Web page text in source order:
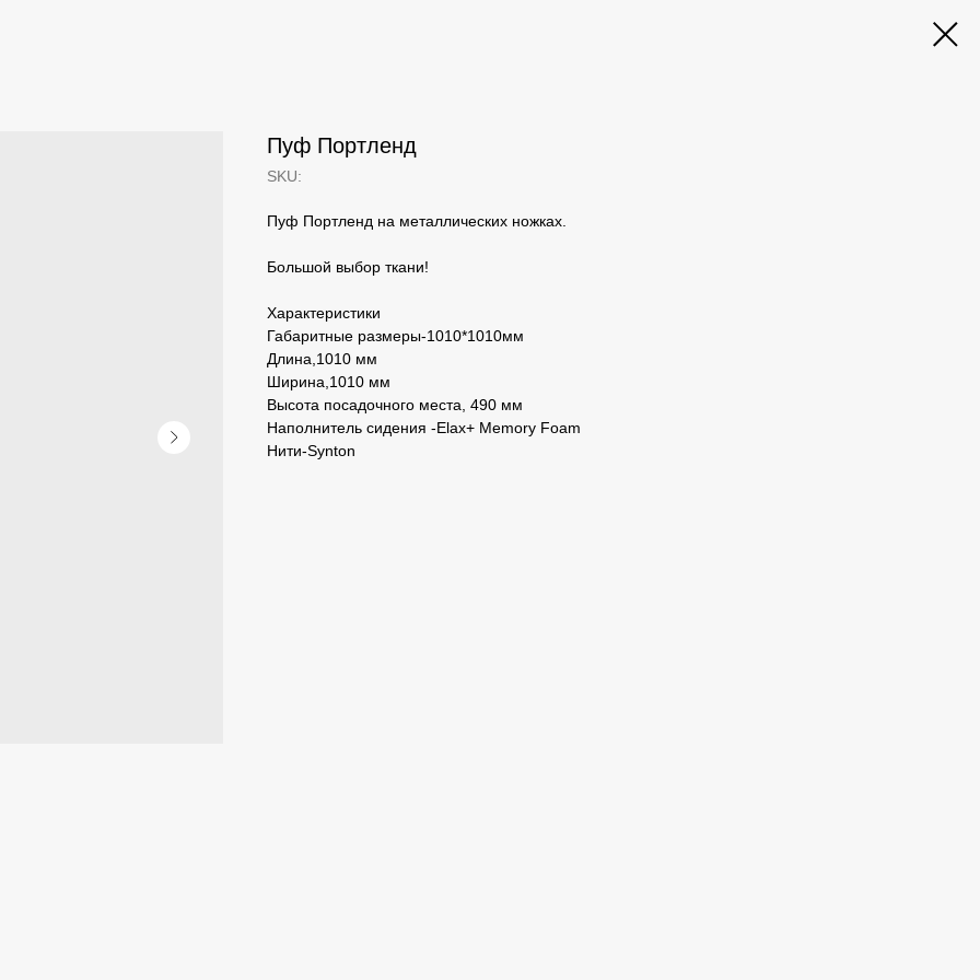
Пуф Портленд
SKU:
Пуф Портленд на металлических ножках.
Большой выбор ткани!
Характеристики
Габаритные размеры-1010*1010мм
Длина,1010 мм
Ширина,1010 мм
Высота посадочного места, 490 мм
Наполнитель сидения -Elax+ Memory Foam
Нити-Synton